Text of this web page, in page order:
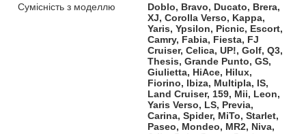
Сумісність з моделлю
Doblo, Bravo, Ducato, Brera,
XJ, Corolla Verso, Kappa,
Yaris, Ypsilon, Picnic, Escort,
Camry, Fabia, Fiesta, FJ
Cruiser, Celica, UP!, Golf, Q3,
Thesis, Grande Punto, GS,
Giulietta, HiAce, Hilux,
Fiorino, Ibiza, Multipla, IS,
Land Cruiser, 159, Mii, Leon,
Yaris Verso, LS, Previa,
Carina, Spider, MiTo, Starlet,
Paseo, Mondeo, MR2, Niva,